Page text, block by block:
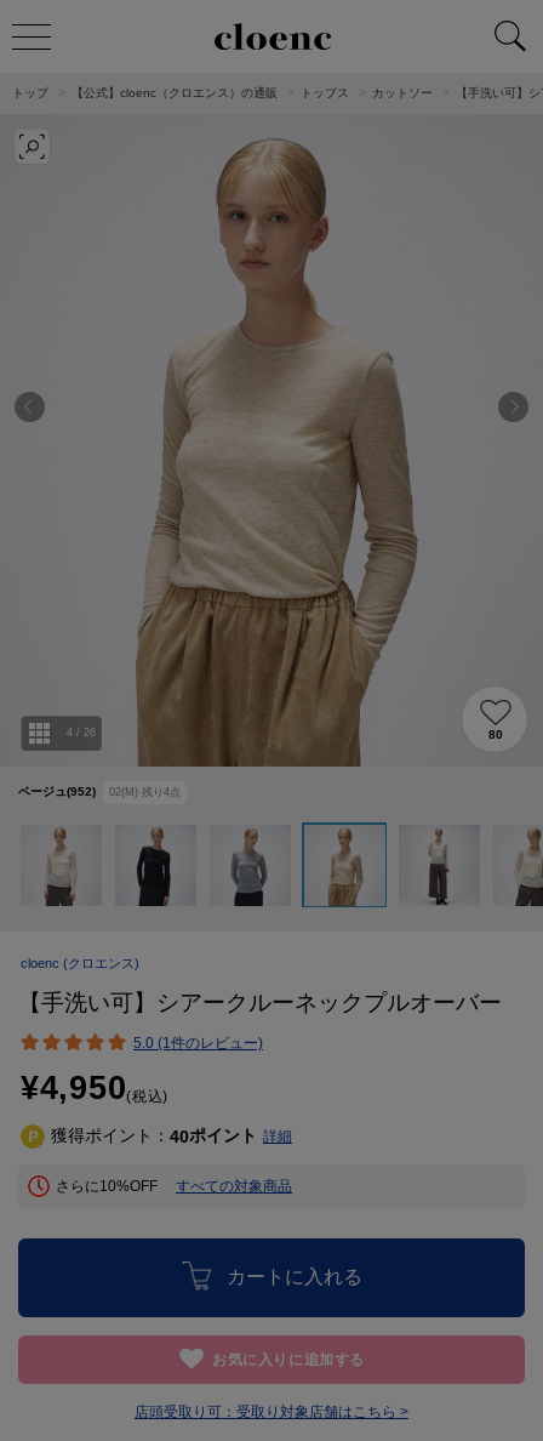
トップ 【公式】cloenc（クロエンス）の通販 トップス カットソー 【手洗い可】
ベージュ(952) 02(M) 残り 4点
4 / 26 80
cloenc (クロエンス)
【手洗い可】シアークルーネックプルオーバー
5.0 (1件のレビュー)
¥4,950(税込)
獲得ポイント： 40ポイント 詳細
さらに10%OFF すべての対象商品
カートに入れる
お気に入りに追加する
店頭受取り可： 受取り対象店舗はこちら >